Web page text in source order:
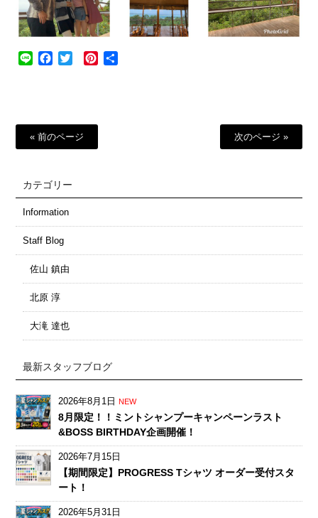
Line Facebook
Twitter Pinterest
« 前のページ 次のページ »
カテゴリー
Information
Staff Blog
佐山 鎮由
北原 淳
大滝 達也
最新スタッフブログ
2026年8月1日 NEW
8月限定！！ミントシャンプーキャンペーンラスト
&BOSS BIRTHDAY企画開催！
2026年7月15日
【期間限定】PROGRESS Tシャツ オーダー受付スタ
ート！
2026年5月31日